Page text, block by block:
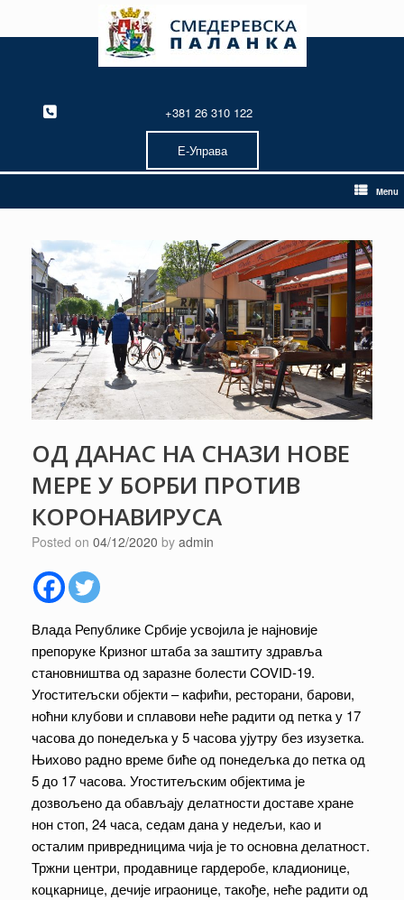
content
+381 26 310 122
Е-Управа
Menu
ОД ДАНАС НА СНАЗИ НОВЕ
МЕРЕ У БОРБИ ПРОТИВ
КОРОНАВИРУСА
Posted on 04/12/2020 by admin
Влада Републике Србије усвојила је најновије
препоруке Кризног штаба за заштиту здравља
становништва од заразне болести COVID-19.
Угоститељски објекти – кафићи, ресторани, барови,
ноћни клубови и сплавови неће радити од петка у 17
часова до понедељка у 5 часова ујутру без изузетка.
Њихово радно време биће од понедељка до петка од
5 до 17 часова. Угоститељским објектима је
дозвољено да обављају делатности доставе хране
нон стоп, 24 часа, седам дана у недељи, као и
осталим привредницима чија је то основна делатност.
Тржни центри, продавнице гардеробе, кладионице,
коцкарнице, дечије играонице, такође, неће радити од